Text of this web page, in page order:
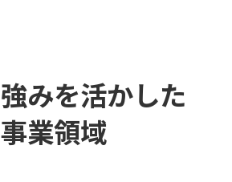
みを活かした
業領域